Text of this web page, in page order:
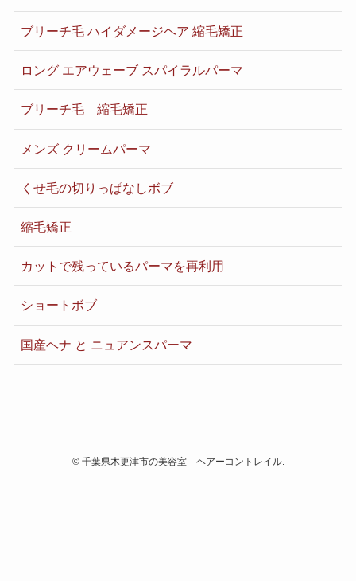
ブリーチ毛 ハイダメージヘア 縮毛矯正
ロング エアウェーブ スパイラルパーマ
ブリーチ毛 縮毛矯正
メンズ クリームパーマ
くせ毛の切りっぱなしボブ
縮毛矯正
カットで残っているパーマを再利用
ショートボブ
国産ヘナ と ニュアンスパーマ
©千葉県木更津市の美容室 ヘアーコントレイル.